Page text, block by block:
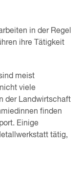
in der Regel
ihre Tätigkeit
meist
viele
der Landwirtschaft
finden
Einige
tätig,